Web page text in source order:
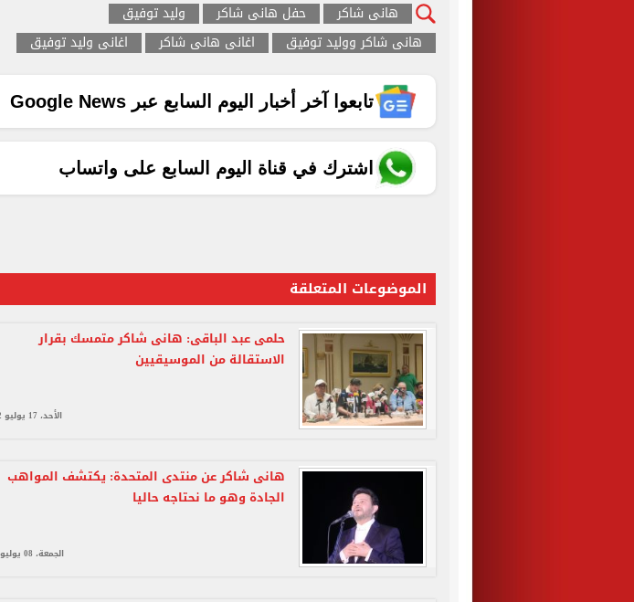
هانى شاكر حفل هانى شاكر
وليد توفيق
هانى شاكر ووليد توفيق
اغانى هانى شاكر اغانى وليد توفيق
تابعوا آخر أخبار اليوم السابع عبر Google News
اشترك في قناة اليوم السابع على واتساب
الموضوعات المتعلقة
حلمى عبد الباقى: هانى شاكر متمسك بقرار
الاستقالة من الموسيقيين
الأحد، 17 يوليو 2022 11:30 ص
هانى شاكر عن منتدى المتحدة: يكتشف المواهب
الجادة وهو ما نحتاجه حاليا
الجمعة، 08 يوليو 2022 04:00 م